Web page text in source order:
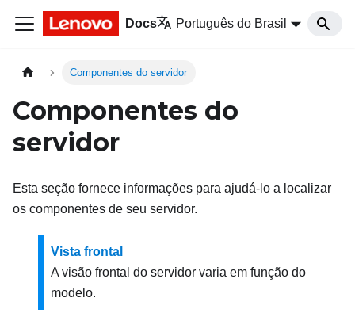
Docs Português do Brasil
Componentes do servidor
Componentes do
servidor
Esta seção fornece informações para ajudá-lo a localizar
os componentes de seu servidor.
Vista frontal
A visão frontal do servidor varia em função do
modelo.